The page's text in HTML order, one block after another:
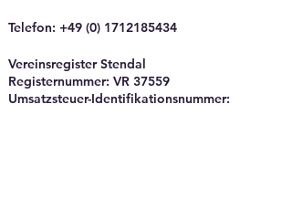
Telefon: +49 (0) 1712185434
Vereinsregister Stendal
Registernummer: VR 37559
Umsatzsteuer-Identifikationsnummer: